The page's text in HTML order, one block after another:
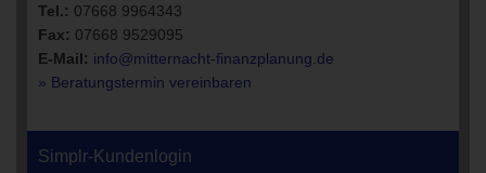
Tel.: 07668 9964343
Fax: 07668 9529095
E-Mail: info@mitternacht-finanzplanung.de
» Beratungstermin vereinbaren
Simplr-Kundenlogin